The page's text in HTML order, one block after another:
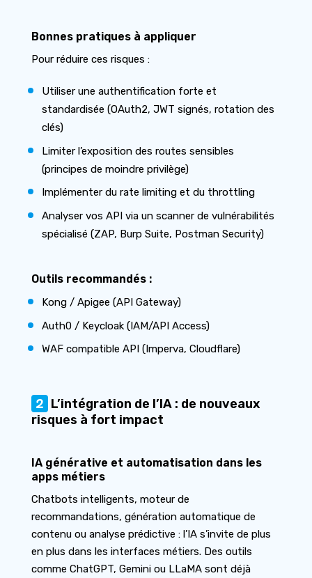
Bonnes pratiques à appliquer
Pour réduire ces risques :
Utiliser une authentification forte et
standardisée (OAuth2, JWT signés, rotation des
clés)
Limiter l’exposition des routes sensibles
(principes de moindre privilège)
Implémenter du rate limiting et du throttling
Analyser vos API via un scanner de vulnérabilités
spécialisé (ZAP, Burp Suite, Postman Security)
Outils recommandés :
Kong / Apigee (API Gateway)
Auth0 / Keycloak (IAM/API Access)
WAF compatible API (Imperva, Cloudflare)
2 L’intégration de l’IA : de nouveaux
risques à fort impact
IA générative et automatisation dans les
apps métiers
Chatbots intelligents, moteur de
recommandations, génération automatique de
contenu ou analyse prédictive : l’IA s’invite de plus
en plus dans les interfaces métiers. Des outils
comme ChatGPT, Gemini ou LLaMA sont déjà